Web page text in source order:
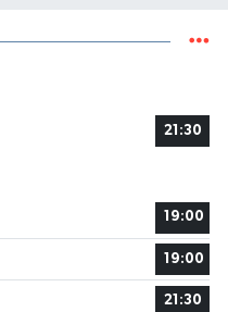
21:30
19:00
19:00
21:30